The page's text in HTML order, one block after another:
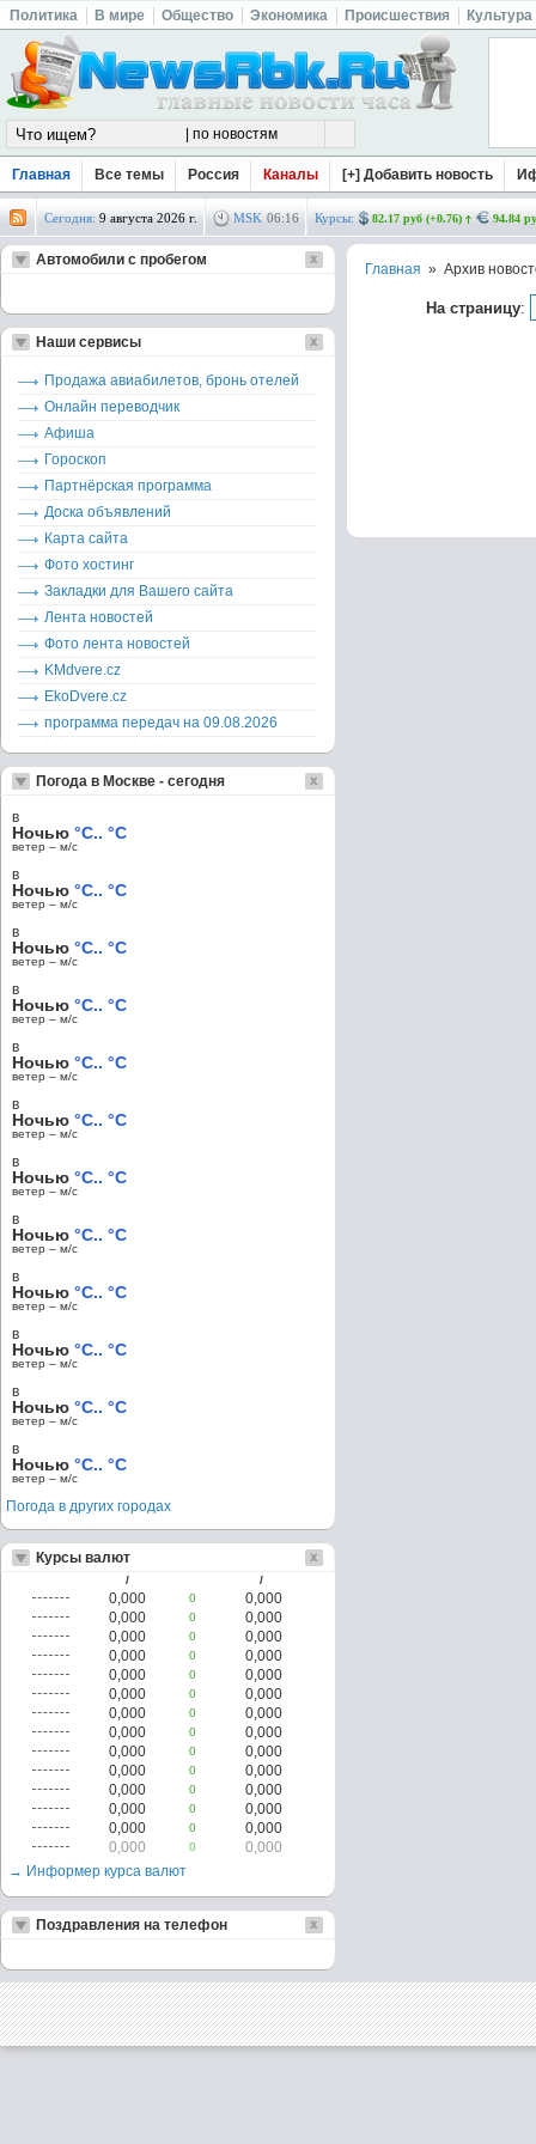
Политика В мире Общество Экономика Происшествия Культура
Главная Все темы Россия Каналы [+] Добавить новость
Сегодня: 9 августа 2026 г. MSK 06:16 Курсы: 82.17 руб (+0.76) 94.84
Главная » Архив
На страницу:
Автомобили с пробегом
Наши сервисы
Продажа авиабилетов, бронь отелей
Онлайн переводчик
Афиша
Гороскоп
Партнёрская программа
Доска объявлений
Карта сайта
Фото хостинг
Закладки для Вашего сайта
Лента новостей
Фото лента новостей
KMdvere.cz
EkoDvere.cz
программа передач на 09.08.2026
Погода в Москве - сегодня
в
Ночью °C.. °C
ветер – м/c
в
Ночью °C.. °C
ветер – м/c
в
Ночью °C.. °C
ветер – м/c
в
Ночью °C.. °C
ветер – м/c
в
Ночью °C.. °C
ветер – м/c
в
Ночью °C.. °C
ветер – м/c
в
Ночью °C.. °C
ветер – м/c
в
Ночью °C.. °C
ветер – м/c
в
Ночью °C.. °C
ветер – м/c
в
Ночью °C.. °C
ветер – м/c
в
Ночью °C.. °C
ветер – м/c
в
Ночью °C.. °C
ветер – м/c
Погода в других городах
Курсы валют
/ /
0,000 0
0,000
0,000
0
0,000
0,000
0
0,000
0,000
0
0,000
0,000
0
0,000
0,000
0
0,000
0,000
0
0,000
0,000
0
0,000
0,000
0
0,000
0,000
0
0,000
0,000
0
0,000
0,000
0
0,000
0,000
0
0,000
0,000
0
0,000
→ Информер курса валют
Поздравления на телефон